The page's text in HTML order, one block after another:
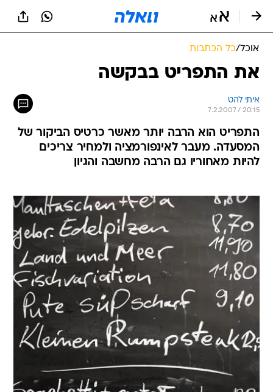
אוכל/כל הכתבות
את התפריט בבקשה
איתי להט
7.2.2007 / 20:15
התפריט הוא הרבה יותר מאשר כרטיס הביקור של
המסעדה. מעבר לאינפורמציה ולמחיר צריכים
להיות מאחוריו גם הרבה מחשבה והגיון